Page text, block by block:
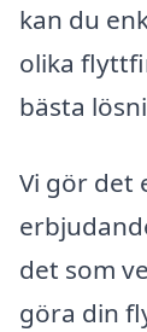
kan du
olika
bästa
Vi gör det
det som
göra din